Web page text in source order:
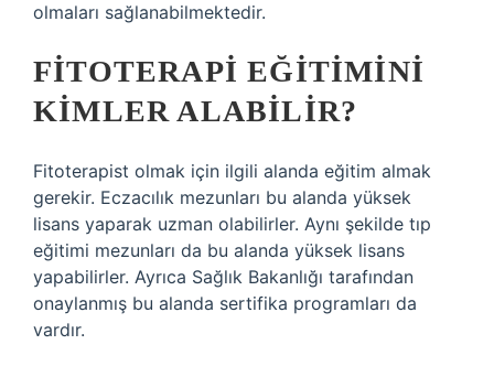
olmaları sağlanabilmektedir.
FITOTERAPI EĞITIMINI
KIMLER ALABILIR?
Fitoterapist olmak için ilgili alanda eğitim almak
gerekir. Eczacılık mezunları bu alanda yüksek
lisans yaparak uzman olabilirler. Aynı şekilde tıp
eğitimi mezunları da bu alanda yüksek lisans
yapabilirler. Ayrıca Sağlık Bakanlığı tarafından
onaylanmış bu alanda sertifika programları da
vardır.